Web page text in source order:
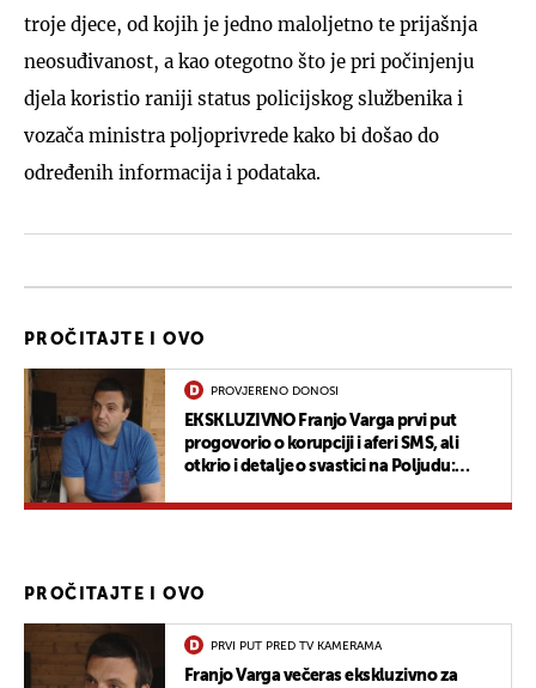
troje djece, od kojih je jedno maloljetno te prijašnja
neosuđivanost, a kao otegotno što je pri počinjenju
djela koristio raniji status policijskog službenika i
vozača ministra poljoprivrede kako bi došao do
određenih informacija i podataka.
PROČITAJTE I OVO
PROVJERENO DONOSI
EKSKLUZIVNO Franjo Varga prvi put
progovorio o korupciji i aferi SMS, ali
otkrio i detalje o svastici na Poljudu:
PROČITAJTE I OVO
PRVI PUT PRED TV KAMERAMA
Franjo Varga večeras ekskluzivno za